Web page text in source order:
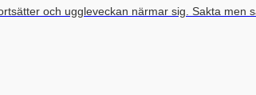
och uggleveckan närmar sig. Sakta men